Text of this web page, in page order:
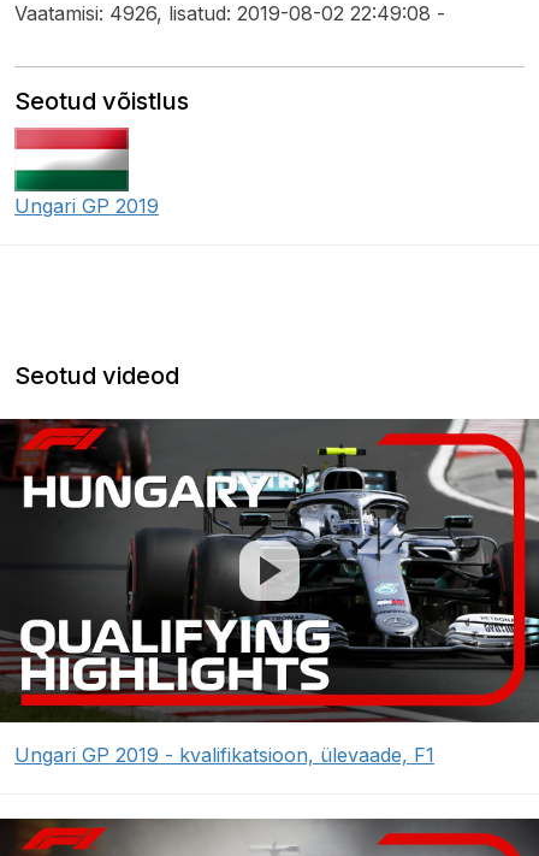
Vaatamisi: 4926, lisatud: 2019-08-02 22:49:08 -
Seotud võistlus
Ungari GP 2019
Seotud videod
Ungari GP 2019 - kvalifikatsioon, ülevaade, F1